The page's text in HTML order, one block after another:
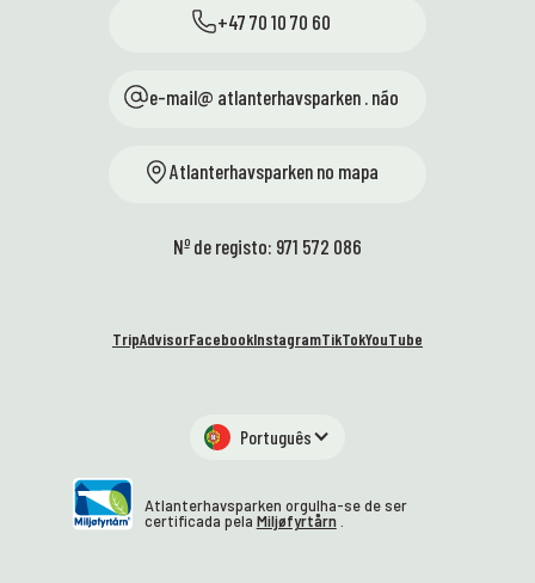
+47 70 10 70 60
e-mail@ atlanterhavsparken . não
Atlanterhavsparken no mapa
Nº de registo: 971 572 086
TripAdvisorFacebookInstagramTikTokYouTube
Português
Atlanterhavsparken orgulha-se de ser
certificada pela Miljøfyrtårn.